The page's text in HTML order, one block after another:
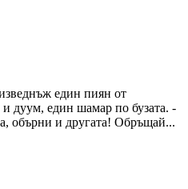
един пиян от
дуум, един шамар по бузата. -
обърни и другата! Обръщай...